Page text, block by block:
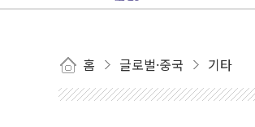
홈 글로벌·중국 기타